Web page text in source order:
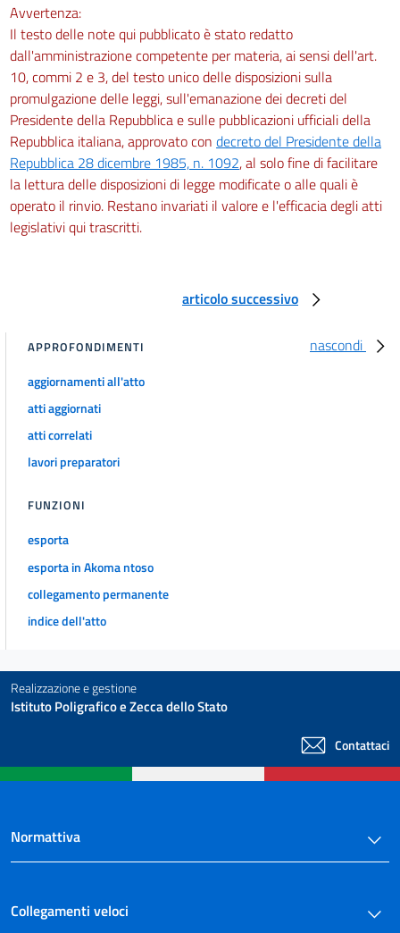
Avvertenza:
Il testo delle note qui pubblicato è stato redatto
dall'amministrazione competente per materia, ai sensi dell'art.
10, commi 2 e 3, del testo unico delle disposizioni sulla
promulgazione delle leggi, sull'emanazione dei decreti del
Presidente della Repubblica e sulle pubblicazioni ufficiali della
Repubblica italiana, approvato con decreto del Presidente della
Repubblica 28 dicembre 1985, n. 1092, al solo fine di facilitare
la lettura delle disposizioni di legge modificate o alle quali è
operato il rinvio. Restano invariati il valore e l'efficacia degli atti
legislativi qui trascritti.
articolo successivo
nascondi
APPROFONDIMENTI
aggiornamenti all'atto
atti aggiornati
atti correlati
lavori preparatori
FUNZIONI
esporta
esporta in Akoma ntoso
collegamento permanente
indice dell'atto
Realizzazione e gestione
Istituto Poligrafico e Zecca dello Stato
Contattaci
Normattiva
Collegamenti veloci